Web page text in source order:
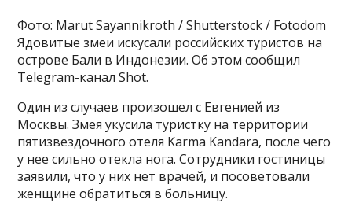
Фото: Marut Sayannikroth / Shutterstock / Fotodom
Ядовитые змеи искусали российских туристов на
острове Бали в Индонезии. Об этом сообщил
Telegram-канал Shot.
Один из случаев произошел с Евгенией из
Москвы. Змея укусила туристку на территории
пятизвездочного отеля Karma Kandara, после чего
у нее сильно отекла нога. Сотрудники гостиницы
заявили, что у них нет врачей, и посоветовали
женщине обратиться в больницу.